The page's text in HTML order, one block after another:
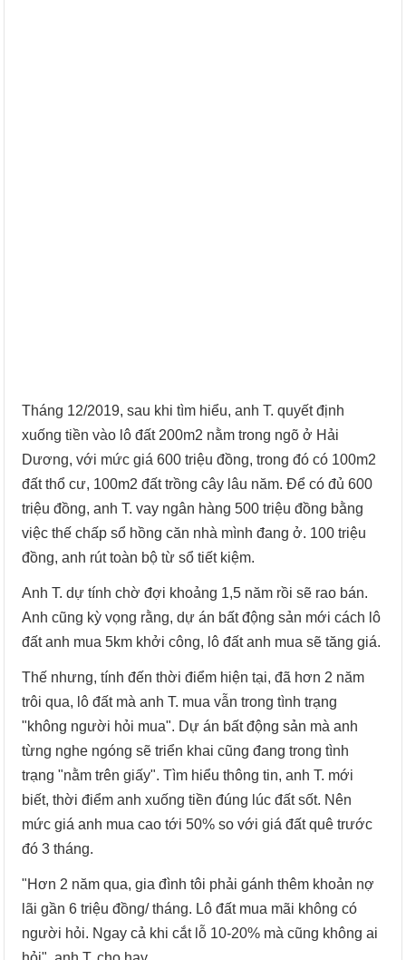
Tháng 12/2019, sau khi tìm hiểu, anh T. quyết định
xuống tiền vào lô đất 200m2 nằm trong ngõ ở Hải
Dương, với mức giá 600 triệu đồng, trong đó có 100m2
đất thổ cư, 100m2 đất trồng cây lâu năm. Để có đủ 600
triệu đồng, anh T. vay ngân hàng 500 triệu đồng bằng
việc thế chấp sổ hồng căn nhà mình đang ở. 100 triệu
đồng, anh rút toàn bộ từ sổ tiết kiệm.
Anh T. dự tính chờ đợi khoảng 1,5 năm rồi sẽ rao bán.
Anh cũng kỳ vọng rằng, dự án bất động sản mới cách lô
đất anh mua 5km khởi công, lô đất anh mua sẽ tăng giá.
Thế nhưng, tính đến thời điểm hiện tại, đã hơn 2 năm
trôi qua, lô đất mà anh T. mua vẫn trong tình trạng
"không người hỏi mua". Dự án bất động sản mà anh
từng nghe ngóng sẽ triển khai cũng đang trong tình
trạng "nằm trên giấy". Tìm hiểu thông tin, anh T. mới
biết, thời điểm anh xuống tiền đúng lúc đất sốt. Nên
mức giá anh mua cao tới 50% so với giá đất quê trước
đó 3 tháng.
"Hơn 2 năm qua, gia đình tôi phải gánh thêm khoản nợ
lãi gần 6 triệu đồng/ tháng. Lô đất mua mãi không có
người hỏi. Ngay cả khi cắt lỗ 10-20% mà cũng không ai